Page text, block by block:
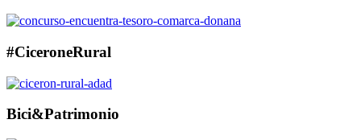
#CiceroneRural
Bici&Patrimonio